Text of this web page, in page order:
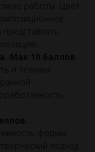
работы. Цвет
Max 10 баллов.
и техника
формы
подход